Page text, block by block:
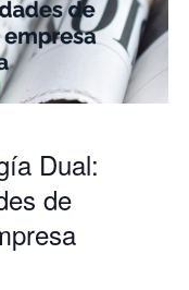
Dual:
de